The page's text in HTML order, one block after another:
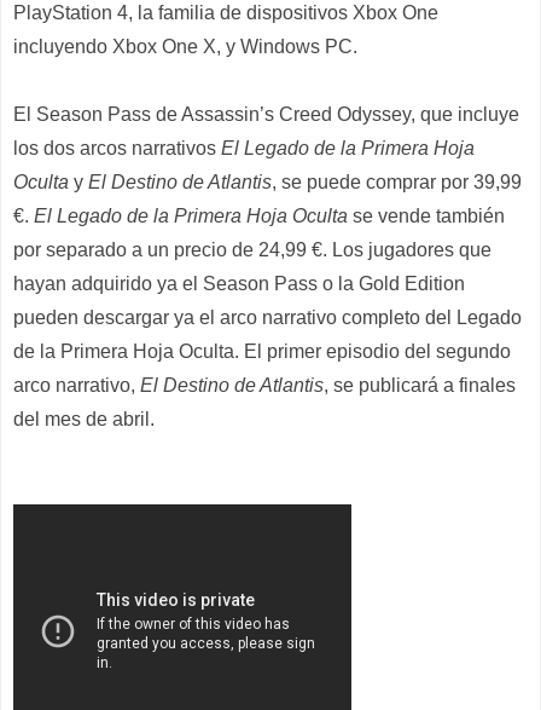
PlayStation 4, la familia de dispositivos Xbox One
incluyendo Xbox One X, y Windows PC.
El Season Pass de Assassin’s Creed Odyssey, que incluye
los dos arcos narrativos El Legado de la Primera Hoja
Oculta y El Destino de Atlantis, se puede comprar por 39,99
€. El Legado de la Primera Hoja Oculta se vende también
por separado a un precio de 24,99 €. Los jugadores que
hayan adquirido ya el Season Pass o la Gold Edition
pueden descargar ya e l arco narrativo completo del Legado
de la Primera Hoja Oculta. El primer episodio del segundo
arco narrativo, El Destino de Atlantis, se publicará a finales
del mes de abril.